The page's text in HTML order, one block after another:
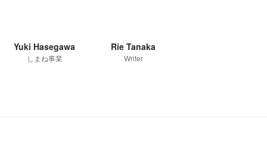
Yuki Hasegawa
しまね事業
Rie Tanaka
Writer